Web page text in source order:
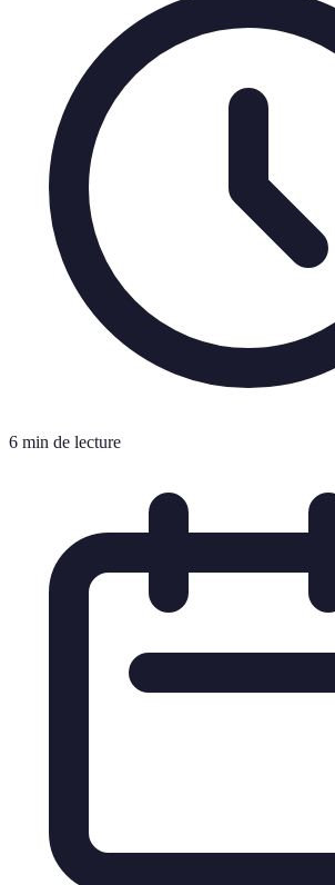
6 min de lecture